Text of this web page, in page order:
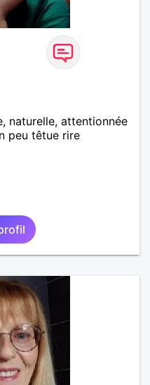
naturelle, attentionnée
peu têtue rire